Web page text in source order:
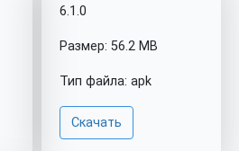
6.1.0
Размер: 56.2 MB
Тип файла: apk
Скачать